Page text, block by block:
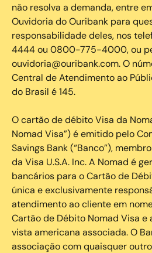
não resolva a demanda, entre
Ouvidoria do Ouribank para
responsabilidade deles, nos
4444 ou 0800-775-4000, ou
ouvidoria@ouribank.com. O
Central de Atendimento ao
do Brasil é 145.
O cartão de débito Visa da
Nomad Visa”) é emitido pelo
Savings Bank (“Banco”),
da Visa U.S.A. Inc. A Nomad é
bancários para o Cartão de
única e exclusivamente
atendimento ao cliente em
Cartão de Débito Nomad Visa
vista americana associada. O
associação com quaisquer